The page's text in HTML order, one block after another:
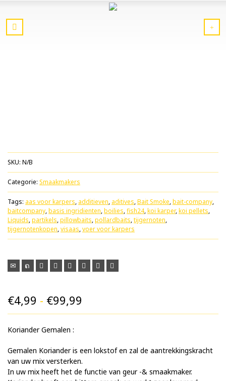
SKU: N/B
Categorie: Smaakmakers
Tags: aas voor karpers, additieven, aditives,Bait Smoke,bait-company,
baitcompany,basis ingridienten,boilies,fish24,koi karper,koi pellets,
Liquids,partikels,pillowbaits,pollardbaits,tijgernoten,
tijgernotenkopen,visaas,voer voor karpers
€4,99 - €99,99
€4,99
€99,99
Koriander Gemalen :
Gemalen Koriander is een lokstof en zal de aantrekkingskracht
van uw mix versterken.
In uw mix heeft het de functie van geur -& smaakmaker.